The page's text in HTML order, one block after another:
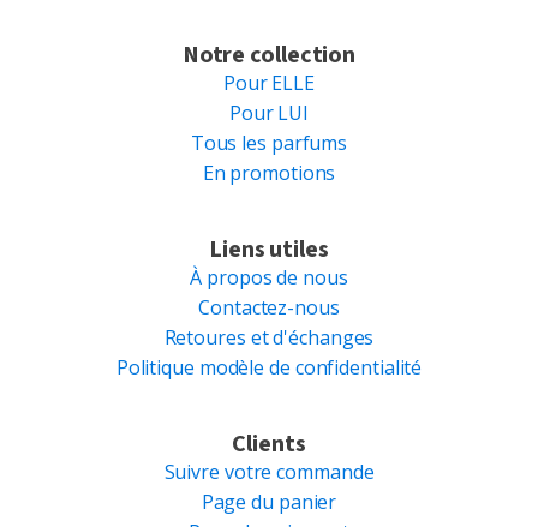
Notre collection
Pour ELLE
Pour LUI
Tous les parfums
En promotions
Liens utiles
À propos de nous
Contactez-nous
Retoures et d'échanges
Politique modèle de confidentialité
Clients
Suivre votre commande
Page du panier